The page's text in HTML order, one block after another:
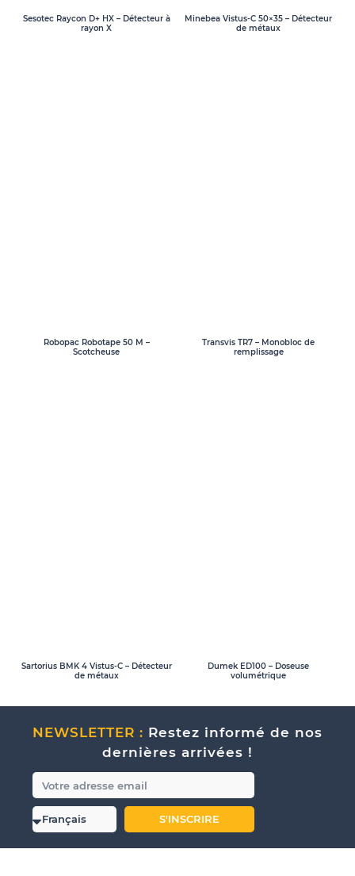
Sesotec Raycon D+ HX – Détecteur à
rayon X
Minebea Vistus-C 50×35 – Détecteur
de métaux
Robopac Robotape 50 M –
Scotcheuse
Transvis TR7 – Monobloc de
remplissage
Sartorius BMK 4 Vistus-C – Détecteur
de métaux
Dumek ED100 – Doseuse
volumétrique
NEWSLETTER : Restez informé de nos
dernières arrivées !
S'INSCRIRE